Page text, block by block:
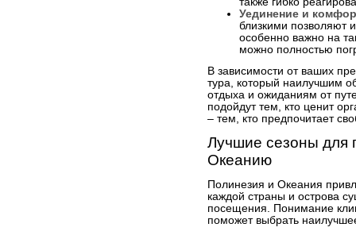
Уединение и
близкими позволяют
особенно важно на
можно полностью
В зависимости от ваших
тура, который наилучшим
отдыха и ожиданиям от
подойдут тем, кто ценит
– тем, кто предпочитает
Лучшие сезоны для
Океанию
Полинезия и Океания
каждой страны и острова
посещения. Понимание
поможет выбрать